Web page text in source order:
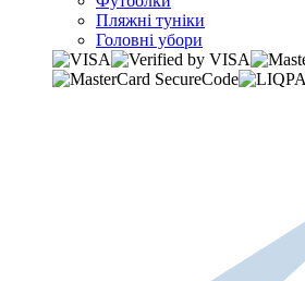
Пляжні туніки
Головні убори